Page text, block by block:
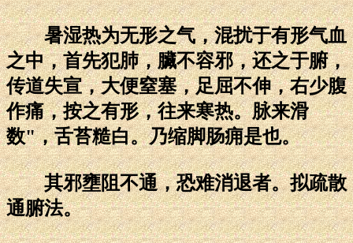
暑湿热为无形之气，混扰于有形气血
之中，首先犯肺，臟不容邪，还之于腑，
传道失宣，大便窒塞，足屈不伸，右少腹
作痛，按之有形，往来寒热。脉来滑
数"，舌苔糙白。乃缩脚肠痈是也。
其邪壅阻不通，恐难消退者。拟疏散
通腑法。